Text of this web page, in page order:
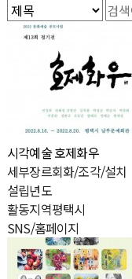
시각예술호제화우
세부장르회화/조각/설치
설립년도
활동지역평택시
SNS/홈페이지